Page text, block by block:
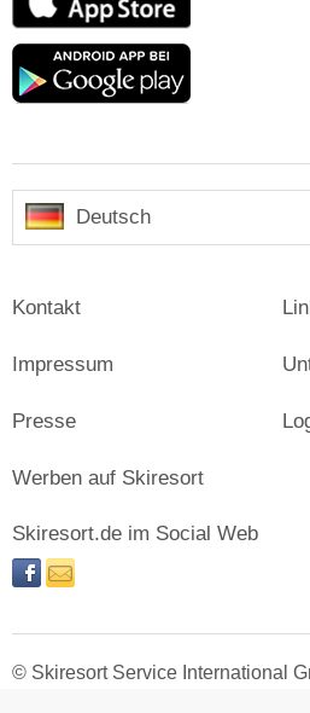
Store
Google
Deutsch
Kontakt
Impressum
Presse
Werben auf Skiresort
Skiresort.de im Social Web
facebooknewsletter
© Skiresort Service International